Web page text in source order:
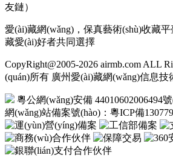
友鏈）
愛(ài)藏網(wǎng)，保真藝術(shù)收藏平
藏愛(ài)好者共同選擇
CopyRight@2005-2026 airmb.com ALL
(quán)所有 廣州愛(ài)藏網(wǎng)信息技
粵公網(wǎng)安備 44010602006494
網(wǎng)站備案號(hào)： 粵ICP備